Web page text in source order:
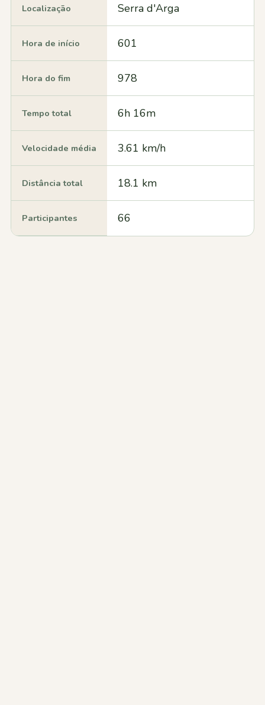
Localização Serra d'Arga
Hora de início 601
Hora do fim 978
Tempo total 6h 16m
Velocidade média 3.61 km/h
Distância total 18.1 km
Participantes 66